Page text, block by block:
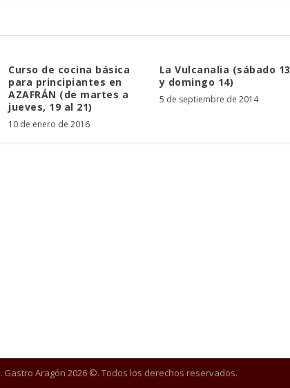
Curso de cocina básica
para principiantes en
AZAFRÁN (de martes a
jueves, 19 al 21)
10 de enero de 2016
La Vulcanalia (sábado 13
y domingo 14)
5 de septiembre de 2014
. Gastro Aragón 2026 ©. Todos los derechos reservados.